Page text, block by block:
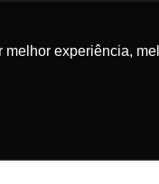
experiência,